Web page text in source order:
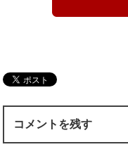
コメントを残す